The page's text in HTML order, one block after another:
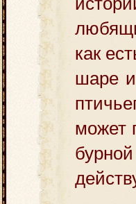
как
шаре
может